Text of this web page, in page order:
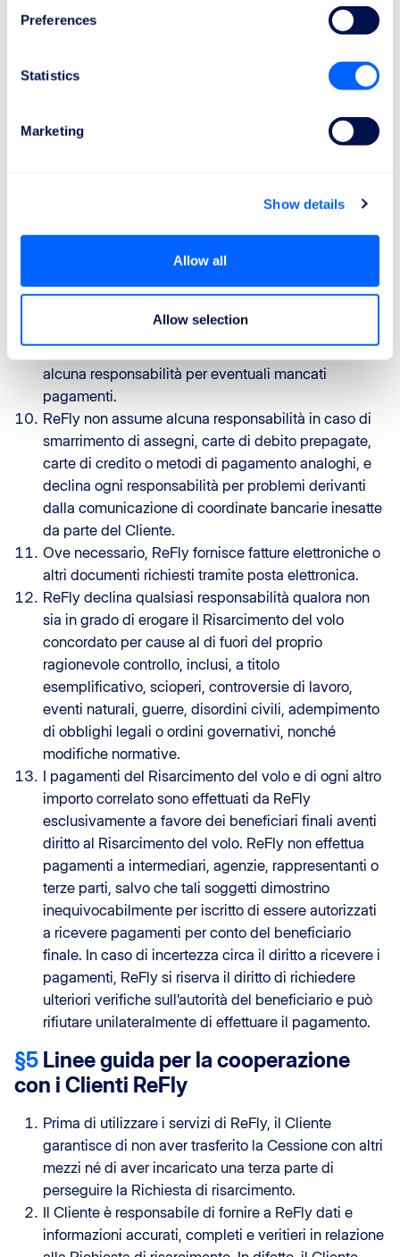
Preferences
Statistics
Marketing
Show details
Allow all
Allow selection
ReFly, ReFly può trattenere la quota del
Nel contesto dei conti SEPA, tutti i pagamenti sono
effettuati tramite bonifico bancario. In caso di
commissioni bancarie applicabili sono detratte dalla
quota di Risarcimento del volo spettante al Cliente.
costi bancari, nei casi di prenotazioni condivise o
ricevono il risarcimento per conto dei figli), ReFly
trasferisce tutti i pagamenti su un unico conto
designato, previo consenso o specifica istruzione
distribuzione dei fondi ai beneficiari dovrà curarne
l’erogazione, restando inteso che ReFly non assume
alcuna responsabilità per eventuali mancati
pagamenti.
ReFly non assume alcuna responsabilità in caso di
smarrimento di assegni, carte di debito prepagate,
carte di credito o metodi di pagamento analoghi, e
declina ogni responsabilità per problemi derivanti
dalla comunicazione di coordinate bancarie inesatte
da parte del Cliente.
Ove necessario, ReFly fornisce fatture elettroniche o
altri documenti richiesti tramite posta elettronica.
ReFly declina qualsiasi responsabilità qualora non
sia in grado di erogare il Risarcimento del volo
concordato per cause al di fuori del proprio
ragionevole controllo, inclusi, a titolo
esemplificativo, scioperi, controversie di lavoro,
eventi naturali, guerre, disordini civili, adempimento
di obblighi legali o ordini governativi, nonché
modifiche normative.
I pagamenti del Risarcimento del volo e di ogni altro
importo correlato sono effettuati da ReFly
esclusivamente a favore dei beneficiari finali aventi
diritto al Risarcimento del volo. ReFly non effettua
pagamenti a intermediari, agenzie, rappresentanti o
terze parti, salvo che tali soggetti dimostrino
inequivocabilmente per iscritto di essere autorizzati
a ricevere pagamenti per conto del beneficiario
finale. In caso di incertezza circa il diritto a ricevere i
pagamenti, ReFly si riserva il diritto di richiedere
ulteriori verifiche sull’autorità del beneficiario e può
rifiutare unilateralmente di effettuare il pagamento.
§5 Linee guida per la cooperazione
con i Clienti ReFly
Prima di utilizzare i servizi di ReFly, il Cliente
garantisce di non aver trasferito la Cessione con altri
mezzi né di aver incaricato una terza parte di
perseguire la Richiesta di risarcimento.
Il Cliente è responsabile di fornire a ReFly dati e
informazioni accurati, completi e veritieri in relazione